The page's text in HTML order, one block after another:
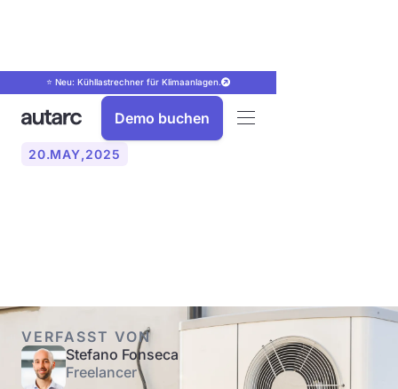
⭐ Neu: Kühllastrechner für Klimaanlagen.
Demo buchen
20.MAY,2025
VERFASST VON
Stefano Fonseca
Freelancer